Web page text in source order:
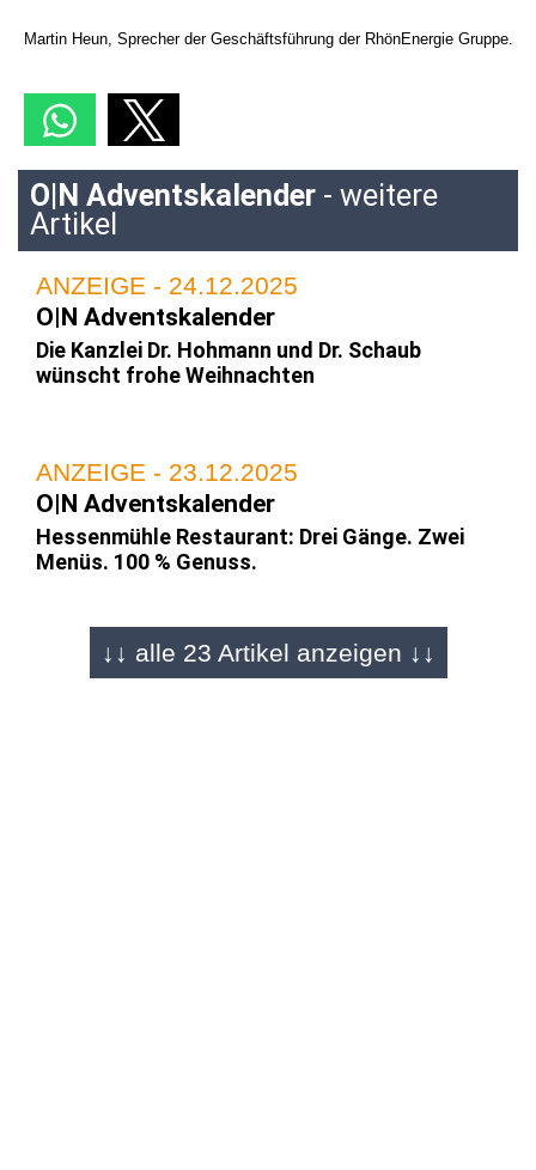
Martin Heun, Sprecher der Geschäftsführung der RhönEnergie Gruppe.
O|N Adventskalender - weitere
Artikel
ANZEIGE - 24.12.2025
O|N Adventskalender
Die Kanzlei Dr. Hohmann und Dr. Schaub
wünscht frohe Weihnachten
ANZEIGE - 23.12.2025
O|N Adventskalender
Hessenmühle Restaurant: Drei Gänge. Zwei
Menüs. 100 % Genuss.
ANZEIGE - 22.12.2025
↓↓ alle 23 Artikel anzeigen ↓↓